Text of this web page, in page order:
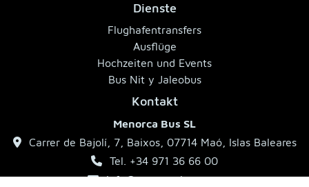
Dienste
Flughafentransfers
Ausflüge
Hochzeiten und Events
Bus Nit y Jaleobus
Kontakt
Menorca Bus SL
Carrer de Bajolí, 7, Baixos, 07714 Maó, Islas Baleares
Tel. +34 971 36 66 00
info@menorcabus.com